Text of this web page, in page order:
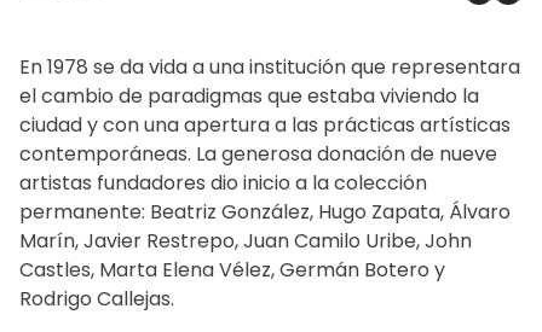
En 1978 se da vida a una institución que representara
el cambio de paradigmas que estaba viviendo la
ciudad y con una apertura a las prácticas artísticas
contemporáneas. La generosa donación de nueve
artistas fundadores dio inicio a la colección
permanente: Beatriz González, Hugo Zapata, Álvaro
Marín, Javier Restrepo, Juan Camilo Uribe, John
Castles, Marta Elena Vélez, Germán Botero y
Rodrigo Callejas.